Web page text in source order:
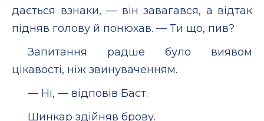
дається взнаки, — він завагався, а відтак
підняв голову й понюхав. — Ти що, пив?
Запитання радше було виявом
цікавості, ніж звинуваченням.
— Ні, — відповів Баст.
Шинкар здійняв брову.